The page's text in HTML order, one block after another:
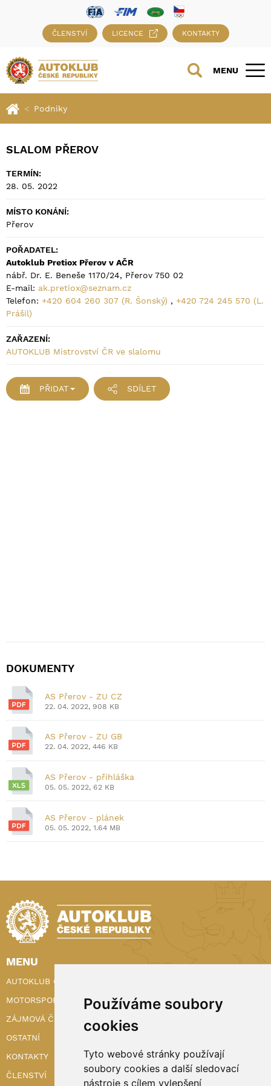
Používáme soubory
cookies
Tyto webové stránky používají
soubory cookies a další sledovací
nástroje s cílem vylepšení
ČLENSTVÍ LICENCE KONTAKTY
MENU
Podniky
SLALOM PŘEROV
TERMÍN:
28. 05. 2022
MÍSTO KONÁNÍ:
Přerov
POŘADATEL:
Autoklub Pretiox Přerov v AČR
nábř. Dr. E. Beneše 1170/24, Přerov 750 02
E-mail: ak.pretiox@seznam.cz
Telefon: +420 604 260 307 (R. Šonský) , +420 724 245 570 (L.
Prášil)
ZAŘAZENÍ:
AUTOKLUB Mistrovství ČR ve slalomu
PŘIDAT SDÍLET
DOKUMENTY
AS Přerov - ZU CZ
22. 04. 2022, 908 KB
AS Přerov - ZU GB
22. 04. 2022, 446 KB
AS Přerov - přihláška
05. 05. 2022, 62 KB
AS Přerov - plánek
05. 05. 2022, 1.64 MB
MENU
AUTOKLUB ČR
MOTORSPORT
ZÁJMOVÁ ČINNOST
OSTATNÍ
KONTAKTY
ČLENSTVÍ